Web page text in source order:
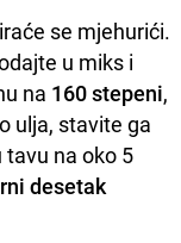
se mjehurići.
u miks i
na 160 stepeni,
ulja, stavite ga
na oko 5
desetak